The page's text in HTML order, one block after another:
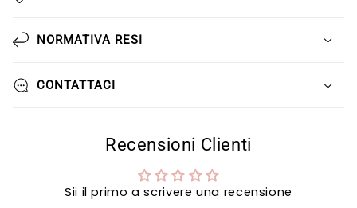
NORMATIVA RESI
CONTATTACI
Recensioni Clienti
Sii il primo a scrivere una recensione